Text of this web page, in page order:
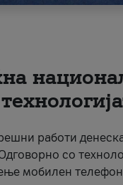
работи
со
мобилен